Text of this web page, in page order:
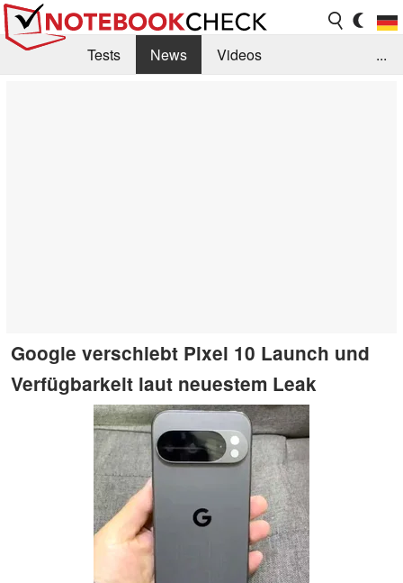
Tests News
Videos
...
Google verschiebt Pixel 10 Launch und
Verfügbarkeit laut neuestem Leak